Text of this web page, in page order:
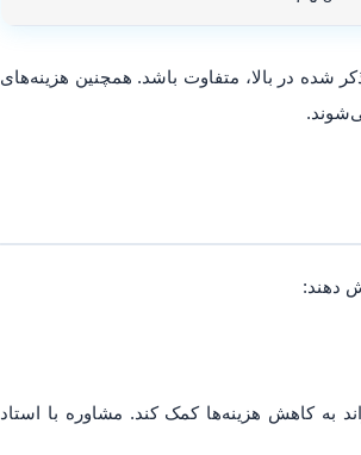
شده در بالا، متفاوت باشد. همچنین هزینه‌های
دهند:
به کاهش هزینه‌ها کمک کند. مشاوره با استاد